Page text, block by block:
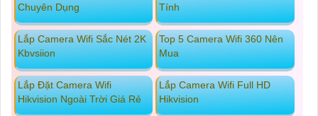
Chuyên Dụng
Tính
Lắp Camera Wifi Sắc Nét 2K
Kbvsiion
Top 5 Camera Wifi 360 Nên
Mua
Lắp Đặt Camera Wifi
Hikvision Ngoài Trời Giá Rẻ
Lắp Camera Wifi Full HD
Hikvision